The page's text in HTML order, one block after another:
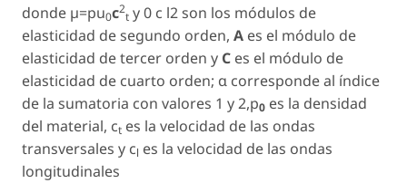
donde µ=pu0c2
t y 0 c l2 son los módulos de
elasticidad de segundo orden, A es el módulo de
elasticidad de tercer orden y C es el módulo de
elasticidad de cuarto orden; α corresponde al índice
de la sumatoria con valores 1 y 2,p0 es la densidad
del material, ct es la velocidad de las ondas
transversales y cl es la velocidad de las ondas
longitudinales